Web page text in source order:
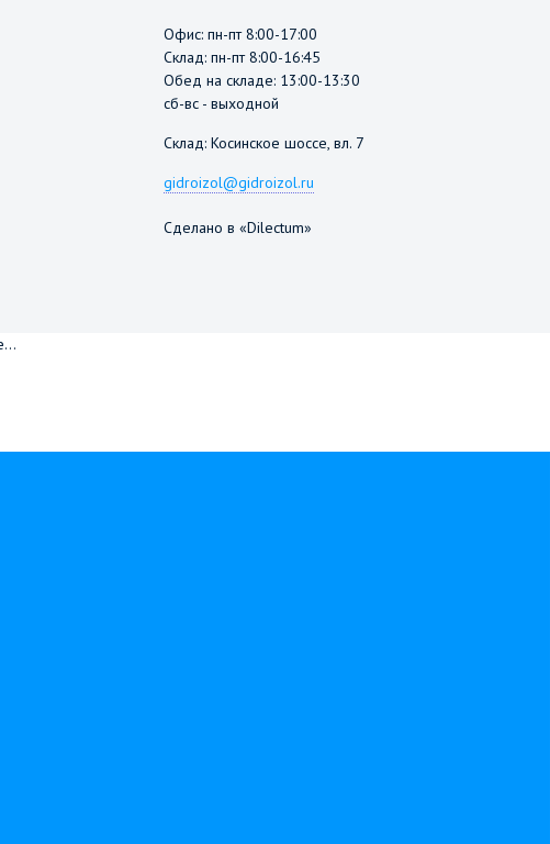
Офис: пн-пт 8:00-17:00
Склад: пн-пт 8:00-16:45
Обед на складе: 13:00-13:30
сб-вс - выходной
Склад: Косинское шоссе, вл. 7
gidroizol@gidroizol.ru
Сделано в «Dilectum»